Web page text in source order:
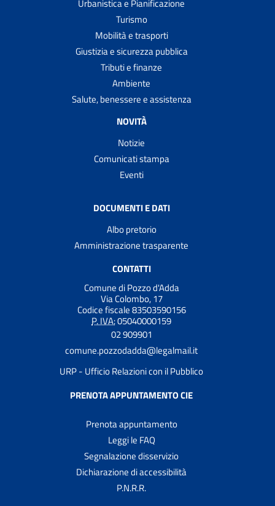
Urbanistica e Pianificazione
Turismo
Mobilità e trasporti
Giustizia e sicurezza pubblica
Tributi e finanze
Ambiente
Salute, benessere e assistenza
NOVITÀ
Notizie
Comunicati stampa
Eventi
DOCUMENTI E DATI
Albo pretorio
Amministrazione trasparente
CONTATTI
Comune di Pozzo d'Adda
Via Colombo, 17
Codice fiscale 83503590156
P. IVA:05040000159
02 909901
comune.pozzodadda@legalmail.it
URP - Ufficio Relazioni con il Pubblico
PRENOTA APPUNTAMENTO CIE
Prenota appuntamento
Leggi le FAQ
Segnalazione disservizio
Dichiarazione di accessibilità
P.N.R.R.